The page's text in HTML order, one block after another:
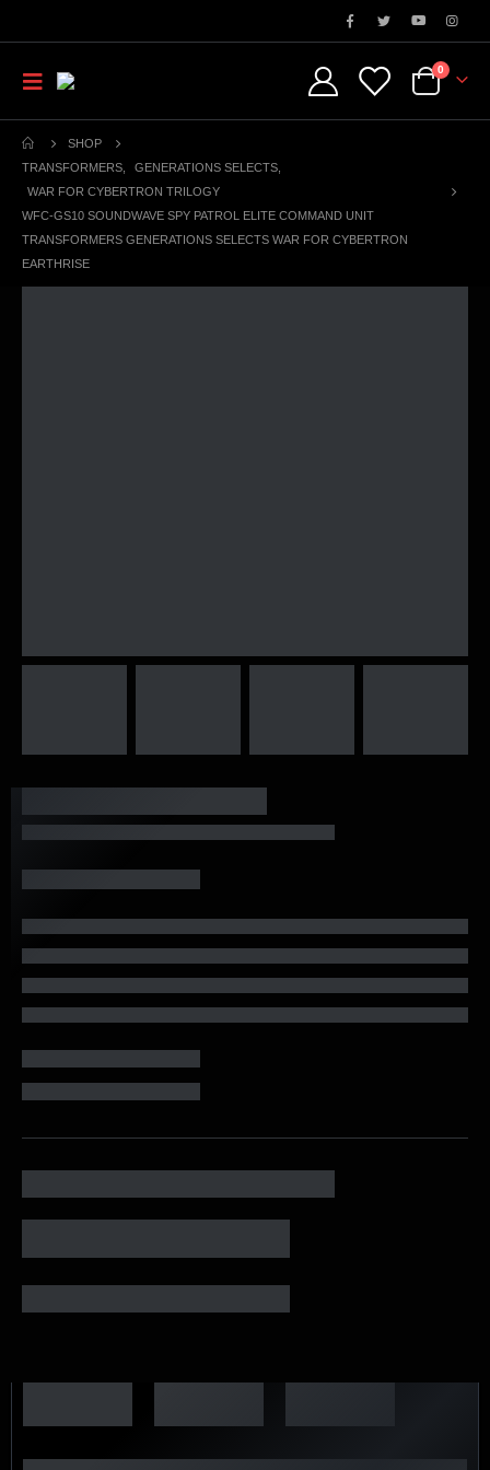
0
SHOP
TRANSFORMERS
GENERATIONS SELECTS
WAR FOR CYBERTRON TRILOGY
WFC-GS10 SOUNDWAVE SPY PATROL ELITE COMMAND UNIT
TRANSFORMERS GENERATIONS SELECTS WAR FOR CYBERTRON
EARTHRISE